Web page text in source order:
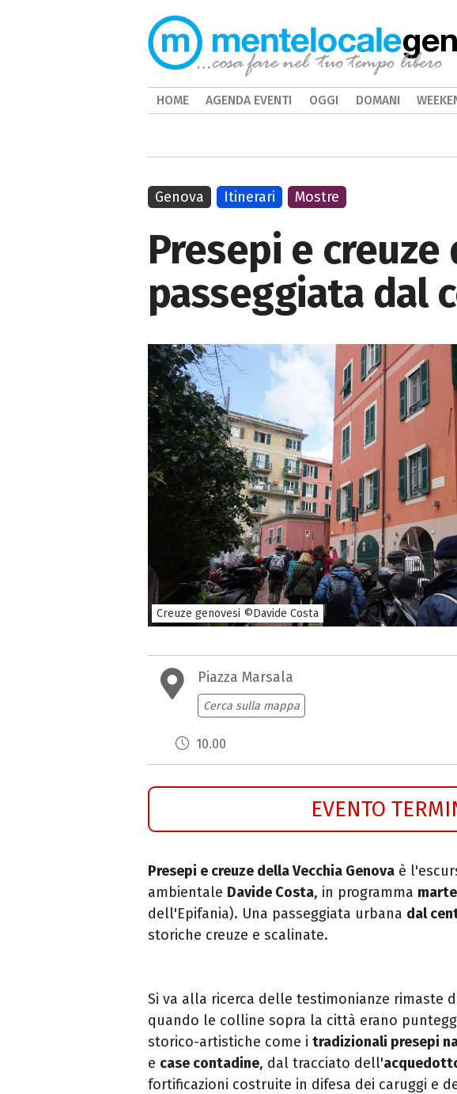
Presepi e creuze
passeggiata dal
Creuze genovesi ©Davide Costa
Piazza Marsala
Cerca sulla mappa
10.00
EVENTO
Presepi e creuze della Vecchia Genova è
ambientale Davide Costa, in programma
dell'Epifania). Una passeggiata urbana dal
storiche creuze e scalinate.
Si va alla ricerca delle testimonianze rimaste
quando le colline sopra la città erano
storico-artistiche come i tradizionali presepi
e case contadine, dal tracciato dell'
fortificazioni costruite in difesa dei caruggi e
Genova Itinerari Mostre
HOME AGENDA EVENTI OGGI DOMANI